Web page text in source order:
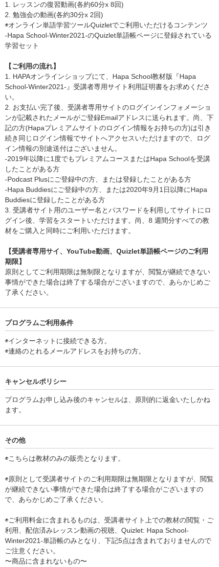
1. レッスンの復習動画(各約60分x 8回)
2. 勉強会の動画(各約30分x 2回)
◉オンライン単語学習ツールQuizletでご利用いただけるコンテンツ
-Hapa School-Winter2021-のQuizlet単語帳ページに登録されている
学習セット
【ご利用の流れ】
1. HAPAオンラインショップにて、Hapa School教材版『Hapa
School-Winter2021-』受講者専用サイト利用証明書をお求めくださ
い。
2. お支払い完了後、受講者専用サイトのログインインフォメーショ
ンが記載されたメールがご登録Emailアドレスに送られます。尚、下
記の方(Hapaプレミアムサイトのログイン情報をお持ちの方)は引き
続き同じログイン情報でサイトへアクセスいただけますので、ログ
イン情報の別途送付はございません。
-2019年以降に1度でもプレミアムコースまたはHapa Schoolを受講
したことがある方
-Podcast Plusにご登録中の方、または登録したことがある方
-Hapa Buddiesにご登録中の方、または2020年9月1日以降にHapa
Buddiesに登録したことがある方
3. 受講者サイト用のユーザー名とパスワードを利用してサイトにロ
グイン後、学習をスタートいただけます。尚、8 週間分すべての教
材をご購入と同時にご利用いただけます。
【受講者専用サイ、YouTube動画、Quizlet単語帳ページのご利用
期限】
原則としてご利用期限は無制限となりますが、閲覧が継続できない
事情ができた場合は終了する場合がございますので、あらかじめご
了承ください。
プログラムご利用条件
◉インターネットに接続できる方。
◉連絡のとれるメールアドレスをお持ちの方。
キャンセルポリシー
プログラムお申し込み後のキャンセルは、原則的に返金いたしかね
ます。
その他
◉こちらは教材のみの販売となります。
◉原則として受講者サイトのご利用期限は無期限となりますが、閲覧
が継続できない事情ができた場合は終了する場合がございますの
で、あらかじめご了承ください。
◉ご利用料金に含まれるものは、受講者サイト上での教材の閲覧・ご
利用、配信済みレッスン動画の視聴、Quizlet: Hapa School-
Winter2021-単語帳のみとなり、下記5点は含まれておりませんので
ご注意ください。
〜商品に含まれないもの〜